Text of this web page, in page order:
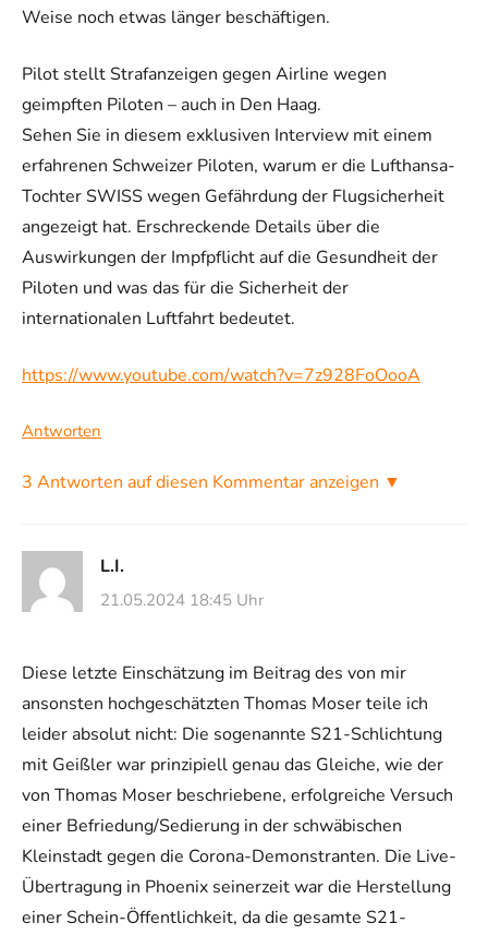
Weise noch etwas länger beschäftigen.
Pilot stellt Strafanzeigen gegen Airline wegen
geimpften Piloten – auch in Den Haag.
Sehen Sie in diesem exklusiven Interview mit einem
erfahrenen Schweizer Piloten, warum er die Lufthansa-
Tochter SWISS wegen Gefährdung der Flugsicherheit
angezeigt hat. Erschreckende Details über die
Auswirkungen der Impfpflicht auf die Gesundheit der
Piloten und was das für die Sicherheit der
internationalen Luftfahrt bedeutet.
https://www.youtube.com/watch?v=7z928FoOooA
Antworten
3 Antworten auf diesen Kommentar anzeigen ▼
L.I.
21.05.2024 18:45 Uhr
Diese letzte Einschätzung im Beitrag des von mir
ansonsten hochgeschätzten Thomas Moser teile ich
leider absolut nicht: Die sogenannte S21-Schlichtung
mit Geißler war prinzipiell genau das Gleiche, wie der
von Thomas Moser beschriebene, erfolgreiche Versuch
einer Befriedung/Sedierung in der schwäbischen
Kleinstadt gegen die Corona-Demonstranten. Die Live-
Übertragung in Phoenix seinerzeit war die Herstellung
einer Schein-Öffentlichkeit, da die gesamte S21-